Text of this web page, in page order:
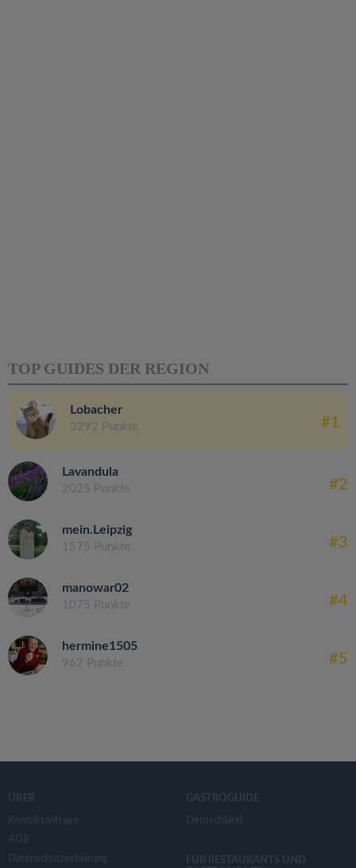
TOP GUIDES DER REGION
Lobacher
3292 Punkte #1
Lavandula
2025 Punkte #2
mein.Leipzig
1575 Punkte #3
manowar02
1075 Punkte #4
hermine1505
962 Punkte #5
ÜBER
Kontaktanfrage
AGB
Datenschutzerklärung
GASTROGUIDE
Deutschland
FÜR RESTAURANTS UND